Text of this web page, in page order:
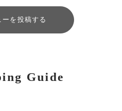
ーを投稿する
Guide